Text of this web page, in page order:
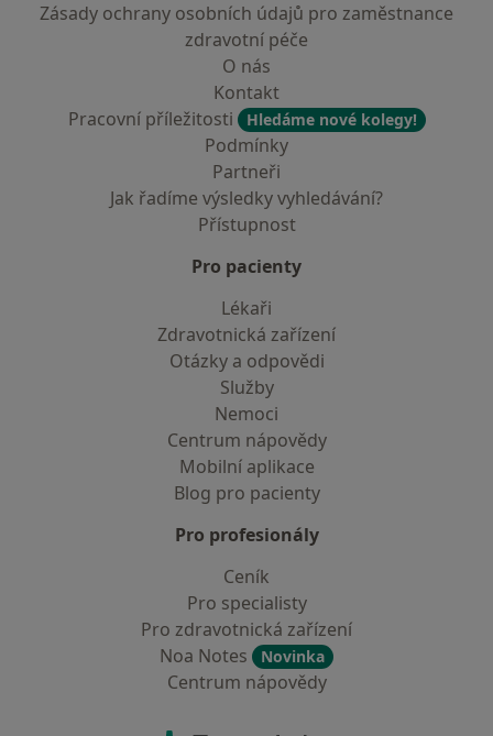
Zásady ochrany osobních údajů pro zaměstnance
zdravotní péče
O nás
Kontakt
Pracovní příležitosti
Hledáme nové kolegy!
Podmínky
Partneři
Jak řadíme výsledky vyhledávání?
Přístupnost
Pro pacienty
Lékaři
Zdravotnická zařízení
Otázky a odpovědi
Služby
Nemoci
Centrum nápovědy
Mobilní aplikace
Blog pro pacienty
Pro profesionály
Ceník
Pro specialisty
Pro zdravotnická zařízení
Noa Notes
Novinka
Centrum nápovědy